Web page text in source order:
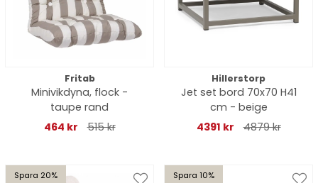
Fritab
Minivikdyna, flock -
taupe rand
464 kr
515 kr
Hillerstorp
Jet set bord 70x70 H41
cm - beige
4391 kr
4879 kr
Spara 20% Spara 10%